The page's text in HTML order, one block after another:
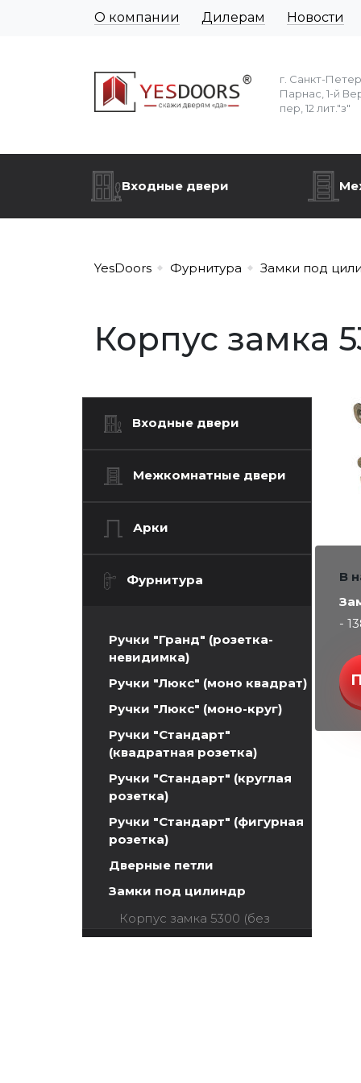
О компании Дилерам Новости
г. Санкт-
Парнас, 1-й
пер, 12 лит."з"
Входные двери
YesDoors Фурнитура Замки под
Корпус замка
Входные двери
Межкомнатные двери
Арки
Фурнитура
Ручки "Гранд" (розетка-
невидимка)
Ручки "Люкс" (моно квадрат)
Ручки "Люкс" (моно-круг)
Ручки "Стандарт"
(квадратная розетка)
Ручки "Стандарт" (круглая
розетка)
Ручки "Стандарт" (фигурная
розетка)
Дверные петли
Замки под цилиндр
Корпус замка 5300 (без
ригеля)
В
-